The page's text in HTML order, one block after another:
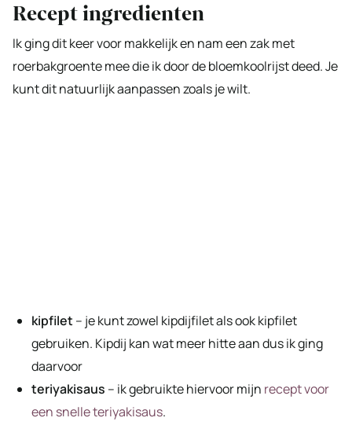
Recept ingredienten
Ik ging dit keer voor makkelijk en nam een zak met
roerbakgroente mee die ik door de bloemkoolrijst deed. Je
kunt dit natuurlijk aanpassen zoals je wilt.
kipfilet – je kunt zowel kipdijfilet als ook kipfilet
gebruiken. Kipdij kan wat meer hitte aan dus ik ging
daarvoor
teriyakisaus – ik gebruikte hiervoor mijn recept voor
een snelle teriyakisaus.